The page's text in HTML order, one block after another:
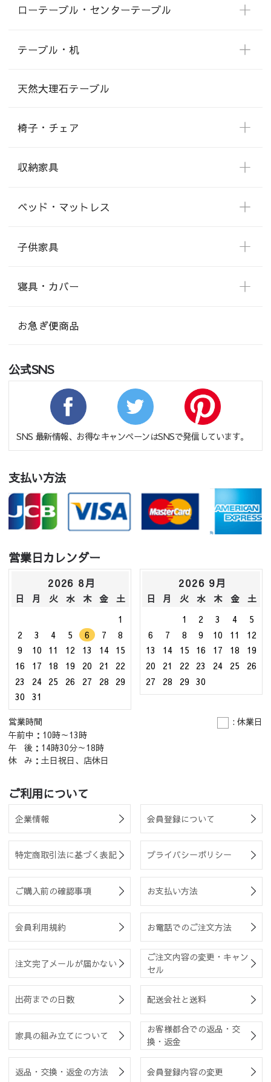
ローテーブル・センターテーブル
テーブル・机
天然大理石テーブル
椅子・チェア
収納家具
ベッド・マットレス
子供家具
寝具・カバー
お急ぎ便商品
公式SNS
SNS 最新情報、お得なキャンペーンはSNSで発信しています。
支払い方法
営業日カレンダー
2026 8月
日 月 火 水 木 金
土
1
2
3 4 5 6 7
8
9
10 11 12 13 14
15
16
17 18 19 20 21
22
23
24 25 26 27 28
29
30
31
2026 9月
日 月 火 水 木 金
土
1
2 3 4
5
6
7 8 9 10 11
12
13
14 15 16 17 18
19
20
21 22 23 24 25
26
27
28 29 30
営業時間
: 休業日
午前中：10時～13時
午 後：14時30分～18時
休 み：土日祝日、店休日
ご利用について
企業情報 会員登録について
特定商取引法に基づく表記 プライバシーポリシー
ご購入前の確認事項 お支払い方法
会員利用規約 お電話でのご注文方法
注文完了メールが届かない
ご注文内容の変更・キャン
セル
出荷までの日数 配送会社と送料
家具の組み立てについて
お客様都合での返品・交
換・返金
返品・交換・返金の方法 会員登録内容の変更